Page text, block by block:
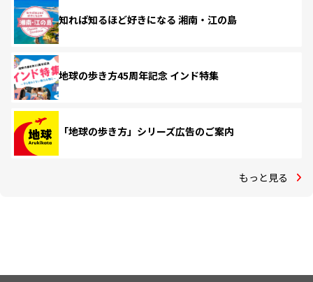
知れば知るほど好きになる 湘南・江の島
地球の歩き方45周年記念 インド特集
「地球の歩き方」シリーズ広告のご案内
もっと見る